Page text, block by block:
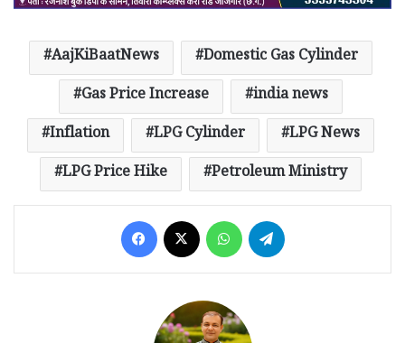
AajKiBaatNews
Domestic Gas Cylinder
Gas Price Increase
india news
Inflation
LPG Cylinder
LPG News
LPG Price Hike
Petroleum Ministry
Facebook WhatsApp